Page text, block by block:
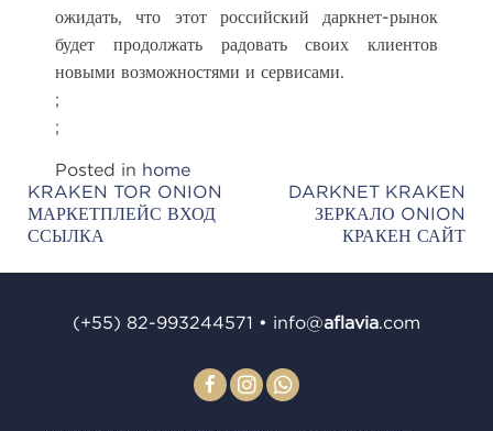
ожидать, что этот российский даркнет-рынок
будет продолжать радовать своих клиентов
новыми возможностями и сервисами.
;
;
Posted in home
Post
navigation
KRAKEN TOR ONION
МАРКЕТПЛЕЙС ВХОД
ССЫЛКА
DARKNET KRAKEN
ЗЕРКАЛО ONION
КРАКЕН САЙТ
(+55) 82-993244571 • info@aﬂavia.com